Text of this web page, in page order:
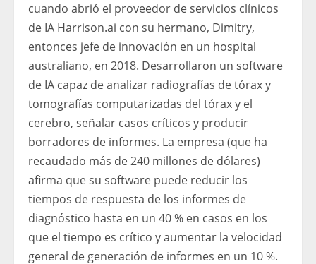
cuando abrió el proveedor de servicios clínicos
de IA Harrison.ai con su hermano, Dimitry,
entonces jefe de innovación en un hospital
australiano, en 2018. Desarrollaron un software
de IA capaz de analizar radiografías de tórax y
tomografías computarizadas del tórax y el
cerebro, señalar casos críticos y producir
borradores de informes. La empresa (que ha
recaudado más de 240 millones de dólares)
afirma que su software puede reducir los
tiempos de respuesta de los informes de
diagnóstico hasta en un 40 % en casos en los
que el tiempo es crítico y aumentar la velocidad
general de generación de informes en un 10 %.